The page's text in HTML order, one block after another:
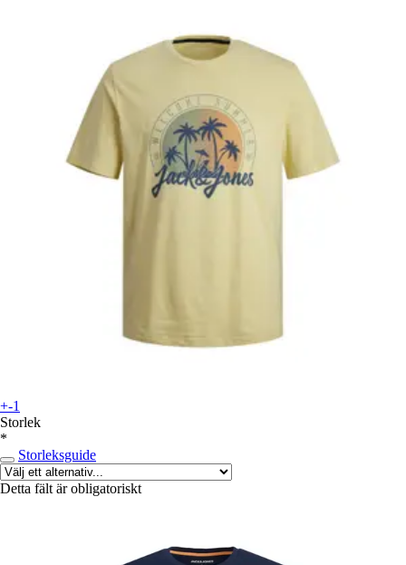
+-1
Storlek
*
Storleksguide
Detta fält är obligatoriskt